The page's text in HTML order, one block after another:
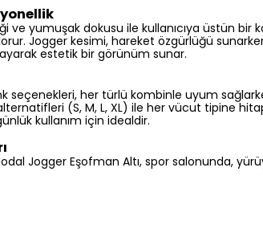
ve yumuşak dokusu ile kullanıcıya üstün bir
Jogger kesimi, hareket özgürlüğü
estetik bir görünüm sunar.
seçenekleri, her türlü kombinle uyum
alternatifleri (S, M, L, XL) ile her vücut tipine
kullanım için idealdir.
Jogger Eşofman Altı, spor salonunda,